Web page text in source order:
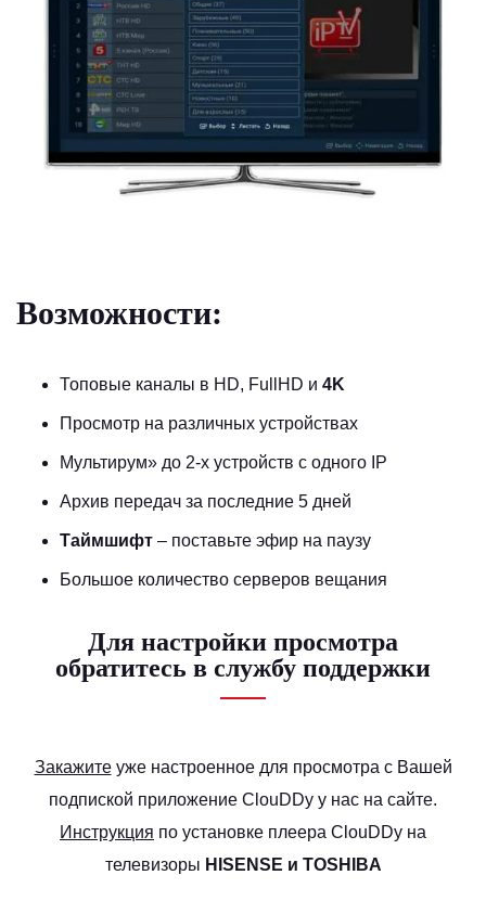
Возможности:
Топовые каналы в HD, FullHD и 4K
Просмотр на различных устройствах
Мультирум» до 2-х устройств с одного IP
Архив передач за последние 5 дней
Таймшифт – поставьте эфир на паузу
Большое количество серверов вещания
Для настройки просмотра
обратитесь в службу поддержки
Закажитеуже настроенное для просмотра с Вашей
подпиской приложение ClouDDy у нас на сайте.
Инструкция по установке плеера ClouDDy на
телевизоры HISENSE и TOSHIBA